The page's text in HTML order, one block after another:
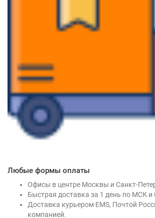
Любые формы оплаты
Офисы в центре Москвы и Санкт-
Быстрая доставка за 1 день по МСК
Доставка курьером EMS, Почтой
компанией.